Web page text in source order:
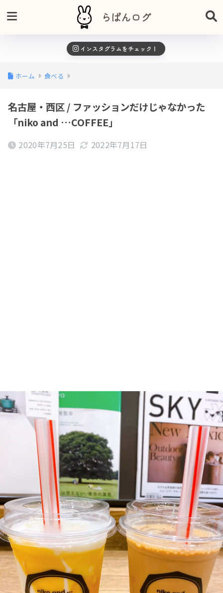
らぱんログ
インスタグラムをチェック！
ホーム 食べる
名古屋・西区 / ファッションだけじゃなかった
「niko and …COFFEE」
2020年7月25日 2022年7月17日